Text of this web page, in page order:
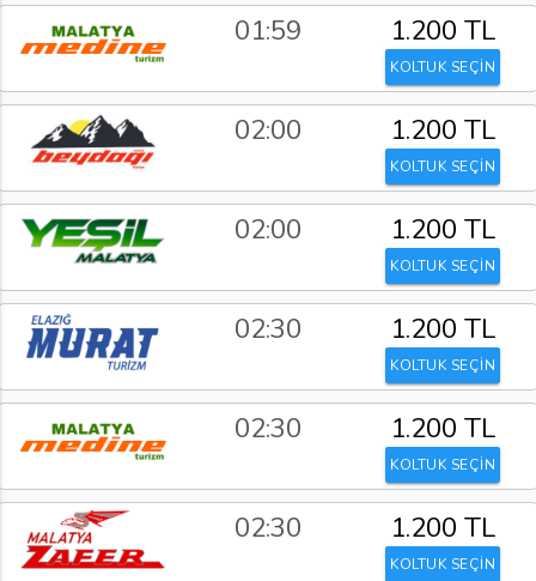
01:59 1.200 TL
KOLTUK SEÇİN
02:00 1.200 TL
KOLTUK SEÇİN
02:00 1.200 TL
KOLTUK SEÇİN
02:30 1.200 TL
KOLTUK SEÇİN
02:30 1.200 TL
KOLTUK SEÇİN
02:30 1.200 TL
KOLTUK SEÇİN